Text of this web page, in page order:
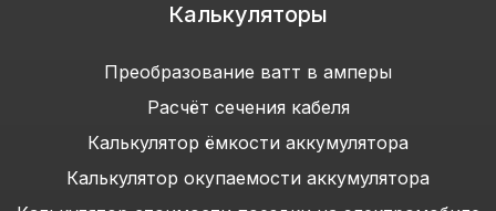
Калькуляторы
Преобразование ватт в амперы
Расчёт сечения кабеля
Калькулятор ёмкости аккумулятора
Калькулятор окупаемости аккумулятора